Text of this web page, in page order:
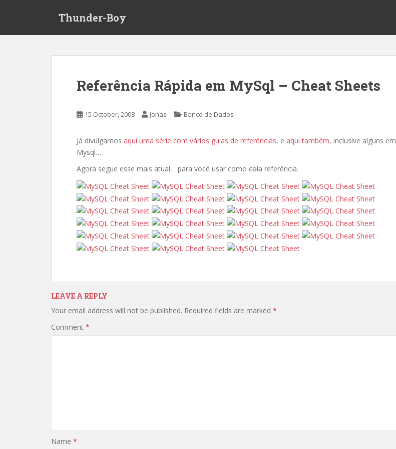
Thunder-Boy
Referência Rápida em MySql – Cheat Sheets
15 October, 2008 Jonas Banco de Dados
Já divulgamos aqui uma série com vários guias de referências, e aqui também, inclusive alguns em
Mysql…
Agora segue esse mais atual… para você usar como cola referência.
LEAVE A REPLY
Your email address will not be published. Required fields are marked *
Comment *
Name *